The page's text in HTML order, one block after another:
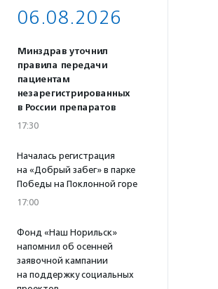
06.08.2026
Минздрав уточнил
правила передачи
пациентам
незарегистрированных
в России препаратов
17:30
Началась регистрация
на «Добрый забег» в парке
Победы на Поклонной горе
17:00
Фонд «Наш Норильск»
напомнил об осенней
заявочной кампании
на поддержку социальных